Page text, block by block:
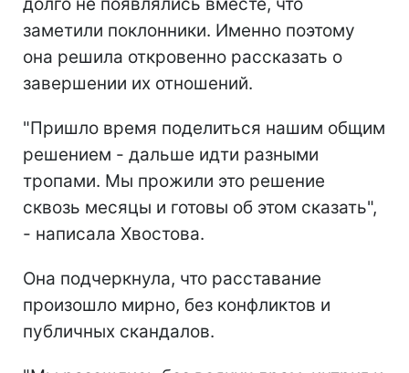
долго не появлялись вместе, что
заметили поклонники. Именно поэтому
она решила откровенно рассказать о
завершении их отношений.
"Пришло время поделиться нашим общим
решением - дальше идти разными
тропами. Мы прожили это решение
сквозь месяцы и готовы об этом сказать",
- написала Хвостова.
Она подчеркнула, что расставание
произошло мирно, без конфликтов и
публичных скандалов.